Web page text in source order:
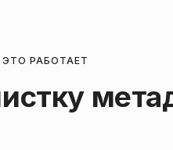
ЭТО РАБОТАЕТ